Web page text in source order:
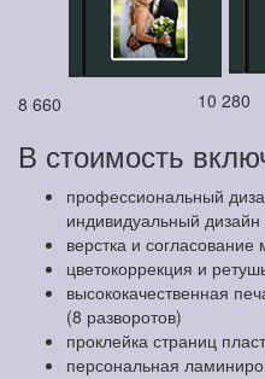
8 660 10 280
В стоимость
профессиональный
индивидуальный
верстка и согласование
цветокоррекция и
высококачественная
(8 разворотов)
проклейка страниц
персональная